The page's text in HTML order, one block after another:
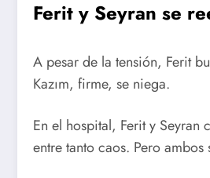
Ferit y Seyran se
A pesar de la tensión, Ferit
Kazım, firme, se niega.
En el hospital, Ferit y
entre tanto caos. Pero